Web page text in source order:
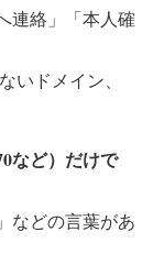
連絡」「本人確
いドメイン、
など）だけで
などの言葉があ